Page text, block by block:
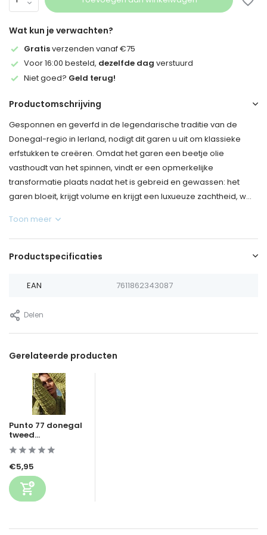
Wat kun je verwachten?
Gratisverzenden vanaf €75
Voor 16:00 besteld, dezelfde dag verstuurd
Niet goed? Geld terug!
Productomschrijving
Gesponnen en geverfd in de legendarische traditie van de
Donegal-regio in Ierland, nodigt dit garen u uit om klassieke
erfstukken te creëren. Omdat het garen een beetje olie
vasthoudt van het spinnen, vindt er een opmerkelijke
transformatie plaats nadat het is gebreid en gewassen: het
garen bloeit, krijgt volume en krijgt een luxueuze zachtheid, w...
Toon meer
Productspecificaties
EAN 7611862343087
Delen
Gerelateerde producten
Punto 77 donegal
tweed...
€5,95